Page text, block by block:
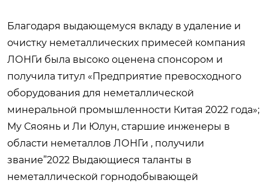
Благодаря выдающемуся вкладу в удаление и
очистку неметаллических примесей компания
ЛОНГи была высоко оценена спонсором и
получила титул «Предприятие превосходного
оборудования для неметаллической
минеральной промышленности Китая 2022 года»;
Му Сяоянь и Ли Юлун, старшие инженеры в
области неметаллов ЛОНГи , получили
звание”2022 Выдающиеся таланты в
неметаллической горнодобывающей